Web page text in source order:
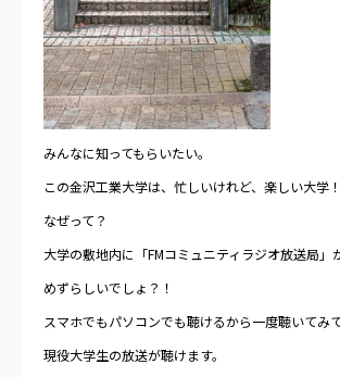
みんなに知ってもらいたい。
この金沢工業大学は、忙しいけれど、楽しい大学！
なぜって？
大学の敷地内に「FMコミュニティラジオ放送局
めずらしいでしょ？！
スマホでもパソコンでも聴けるから一度聴いてみて
現役大学生の放送が聴けます。